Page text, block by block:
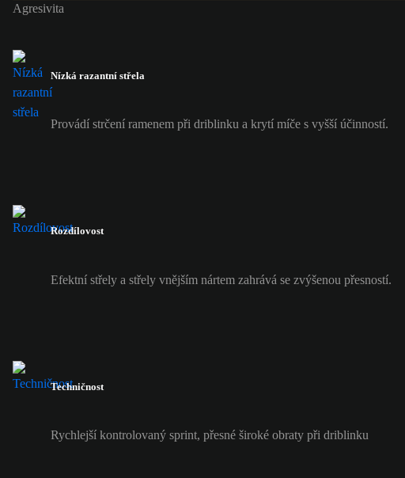
Agresivita
Nízká razantní střela
Provádí strčení ramenem při driblinku a krytí míče s vyšší účinností.
Rozdílovost
Efektní střely a střely vnějším nártem zahrává se zvýšenou přesností.
Techničnost
Rychlejší kontrolovaný sprint, přesné široké obraty při driblinku